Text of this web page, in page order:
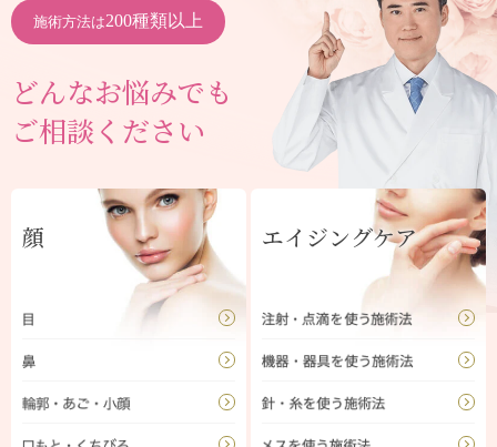
施術方法は200種類以上
どんなお悩みでも
ご相談ください
顔 エイジングケア